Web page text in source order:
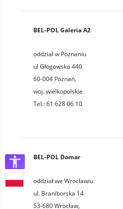
BEL-POL Galeria A2
oddział w Poznaniu
ul Głogowska 440
60-004 Poznań,
woj.wielkopolskie
Tel.:61 628 06 10
BEL-POL Domar
oddział we Wrocławiu
ul. Braniborska 14
53-680Wrocław,